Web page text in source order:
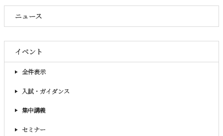
ニュース
イベント
全件表示
入試・ガイダンス
集中講義
セミナー